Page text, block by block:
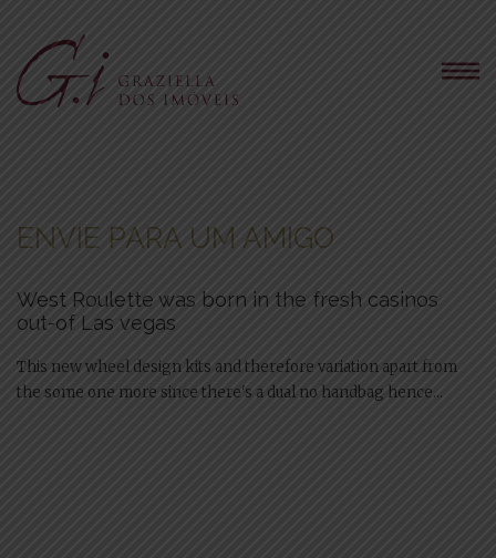
ENVIE PARA UM AMIGO
West Roulette was born in the fresh casinos
out-of Las vegas
This new wheel design kits and therefore variation apart from
the some one more since there's a dual no handbag hence...